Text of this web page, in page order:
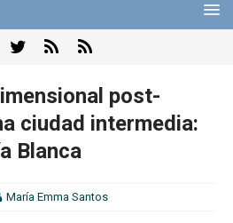
post-
ciudad intermedia:
Blanca
María Emma Santos